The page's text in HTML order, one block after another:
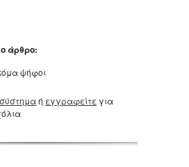
άρθρο:
ψήφοι
ή εγγραφείτε για